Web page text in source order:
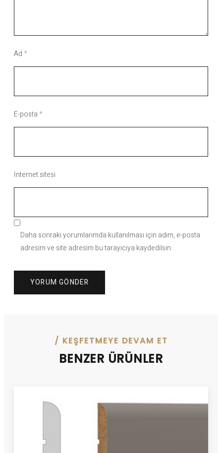
Ad*
E-posta*
İnternet sitesi
Daha sonraki yorumlarımda kullanılması için adım, e-posta
adresim ve site adresim bu tarayıcıya kaydedilsin.
/ KEŞFETMEYE DEVAM ET
BENZER ÜRÜNLER